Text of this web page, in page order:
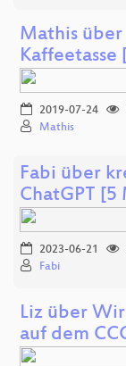
Mathis
2019-07-24
Mathis
Fabi über
ChatGPT
2023-06-21
Fabi
Liz über
auf dem